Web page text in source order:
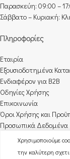
Χρησιμοποιούμε
την καλύτερη
Παρασκεύη: 09:00 –
Σάββατο – Κυριακή:
Πληροφορίες
Εταιρία
Εξουσιοδοτημένα
Ενδιαφέρον για B2B
Οδηγίες Χρήσης
Επικοινωνία
Όροι Χρήσης και
Προσωπικά Δεδομένα
Προϊόντα